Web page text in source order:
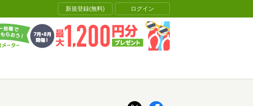
新規登録(無料) ログイン